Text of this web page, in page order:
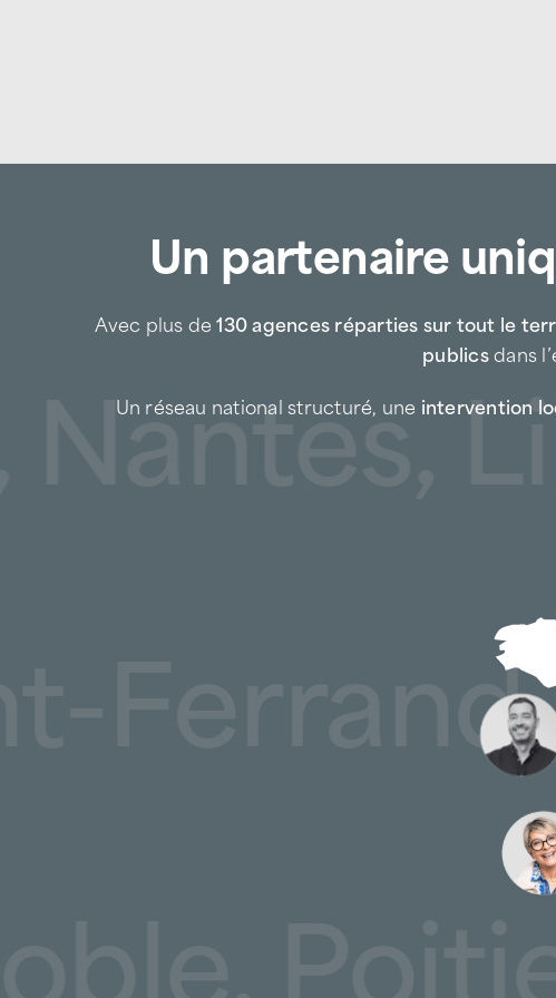
Un partenaire
Avec plus de130 agences réparties sur tout le
publicsdans
Un réseau national structuré, une intervention